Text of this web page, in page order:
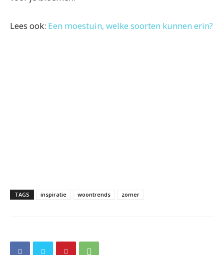
Lees ook: Een moestuin, welke soorten kunnen erin?
TAGS inspiratie woontrends zomer